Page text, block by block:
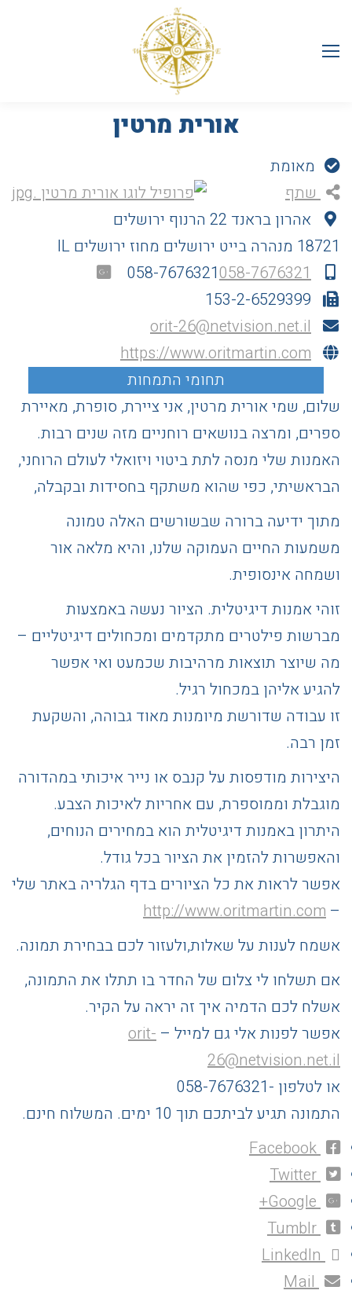
אורית מרטין
מאומת
אהרון בראנד 22 הרנוף ירושלים
18721 מנהרה בייט
ירושלים מחוז ירושלים IL
058-7676321058-7676321
153-2-6529399
orit-26@netvision.net.il
https://www.oritmartin.com
שלום, שמי אורית מרטין, אני ציירת, סופרת, מאיירת
ספרים, ומרצה בנושאים רוחניים מזה שנים רבות.
האמנות שלי מנסה לתת ביטוי ויזואלי לעולם הרוחני,
הבראשיתי, כפי שהוא משתקף בחסידות ובקבלה,
מתוך ידיעה ברורה שבשורשים האלה טמונה
משמעות החיים העמוקה שלנו, והיא מלאה אור
ושמחה אינסופית.
זוהי אמנות דיגיטלית. הציור נעשה באמצעות
מברשות פילטרים מתקדמים ומכחולים דיגיטליים –
מה שיוצר תוצאות מרהיבות שכמעט ואי אפשר
להגיע אליהן במכחול רגיל.
זו עבודה שדורשת מיומנות מאוד גבוהה, והשקעת
זמן רבה.
היצירות מודפסות על קנבס או נייר איכותי במהדורה
מוגבלת וממוספרת, עם אחריות לאיכות הצבע.
היתרון באמנות דיגיטלית הוא במחירים הנוחים,
והאפשרות להזמין את הציור בכל גודל.
אפשר לראות את כל הציורים בדף הגלריה באתר שלי
–
http://www.oritmartin.com
אשמח לענות על שאלות,ולעזור לכם בבחירת תמונה.
אם תשלחו לי צלום של החדר בו תתלו את התמונה,
אשלח לכם הדמיה איך זה יראה על הקיר.
אפשר לפנות אלי גם למייל – orit-
26@netvision.net.il
או לטלפון -058-7676321
התמונה תגיע לביתכם תוך 10 ימים. המשלוח חינם.
שתף
Facebook
Twitter
Google+
Tumblr
LinkedIn
Mail